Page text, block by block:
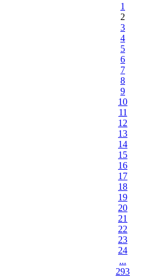
1
2
3
4
5
6
7
8
9
10
11
12
13
14
15
16
17
18
19
20
21
22
23
24
...
293